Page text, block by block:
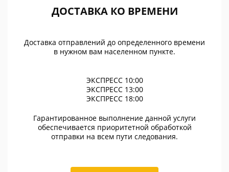
ДОСТАВКА КО ВРЕМЕНИ
Доставка отправлений до определенного времени
в нужном вам населенном пункте.
ЭКСПРЕСС 10:00
ЭКСПРЕСС 13:00
ЭКСПРЕСС 18:00
Гарантированное выполнение данной услуги
обеспечивается приоритетной обработкой
отправки на всем пути следования.